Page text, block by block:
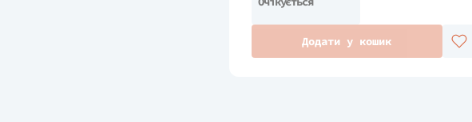
Додати у кошик